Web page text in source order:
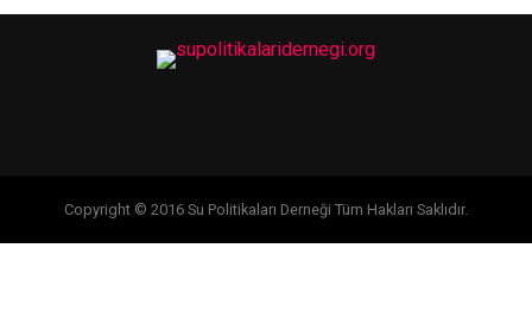
Copyright © 2016 Su Politikaları Derneği Tüm Hakları Saklıdır.